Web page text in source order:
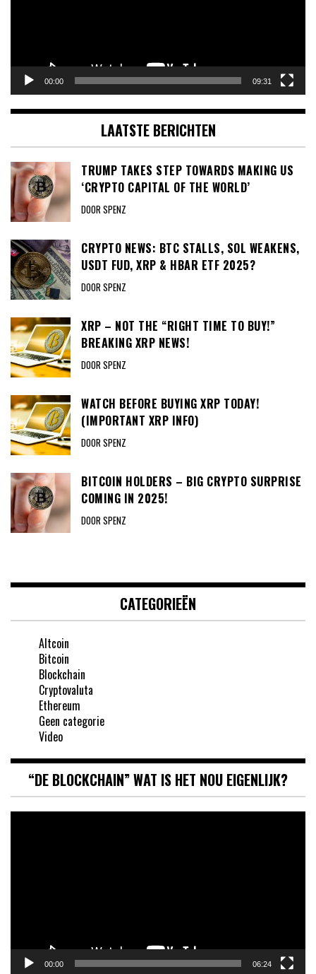
00:00 09:31
LAATSTE BERICHTEN
TRUMP TAKES STEP TOWARDS MAKING US
‘CRYPTO CAPITAL OF THE WORLD’
DOOR SPENZ
CRYPTO NEWS: BTC STALLS, SOL WEAKENS,
USDT FUD, XRP & HBAR ETF 2025?
DOOR SPENZ
XRP – NOT THE “RIGHT TIME TO BUY!”
BREAKING XRP NEWS!
DOOR SPENZ
WATCH BEFORE BUYING XRP TODAY!
(IMPORTANT XRP INFO)
DOOR SPENZ
BITCOIN HOLDERS – BIG CRYPTO SURPRISE
COMING IN 2025!
DOOR SPENZ
CATEGORIEËN
Altcoin
Bitcoin
Blockchain
Cryptovaluta
Ethereum
Geen categorie
Video
“DE BLOCKCHAIN” WAT IS HET NOU EIGENLIJK?
00:00 06:24